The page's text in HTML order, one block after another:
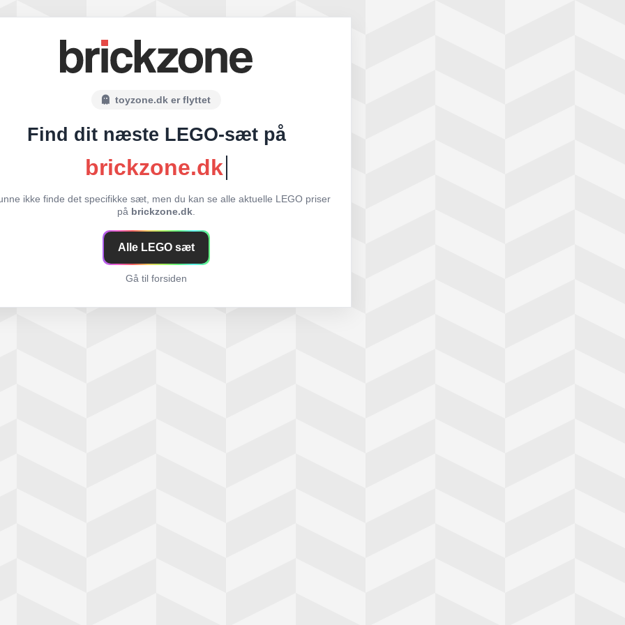
toyzone.dk er flyttet
Find dit næste LEGO-sæt på
brickzone.dk
ikke finde det specifikke sæt, men du kan se alle aktuelle LEGO priser
på brickzone.dk.
Alle LEGO sæt
Gå til forsiden